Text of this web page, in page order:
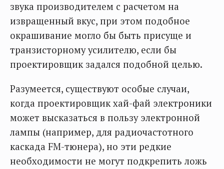
звука производителем с расчетом на
извращенный вкус, при этом подобное
окрашивание могло бы быть присуще и
транзисторному усилителю, если бы
проектировщик задался подобной целью.
Разумеется, существуют особые случаи,
когда проектировщик хай-фай электроники
может высказаться в пользу электронной
лампы (например, для радиочастотного
каскада FM-тюнера), но эти редкие
необходимости не могут подкрепить ложь